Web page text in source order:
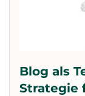
Blog als
Strategie